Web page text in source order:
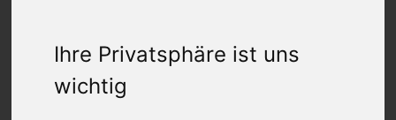
Ihre Privatsphäre ist uns
wichtig